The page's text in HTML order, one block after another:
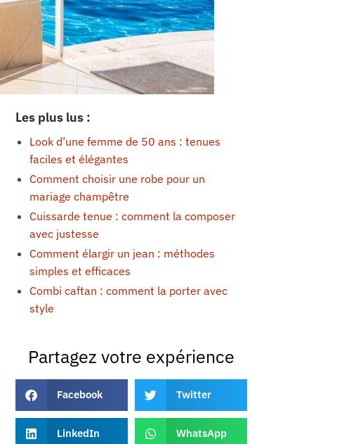
Les plus lus :
Look d’une femme de 50 ans : tenues
faciles et élégantes
Comment choisir une robe pour un
mariage champêtre
Cuissarde tenue : comment la composer
avec justesse
Comment élargir un jean : méthodes
simples et efficaces
Combi caftan : comment la porter avec
style
Partagez votre expérience
Facebook Twitter
LinkedIn WhatsApp